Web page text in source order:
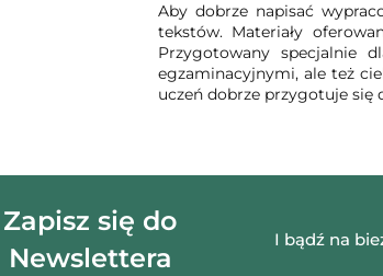
Aby dobrze napisać
tekstów. Materiały
Przygotowany specjalnie
egzaminacyjnymi, ale też
uczeń dobrze przygotuje się
Zapisz się do
Newslettera
I bądź na